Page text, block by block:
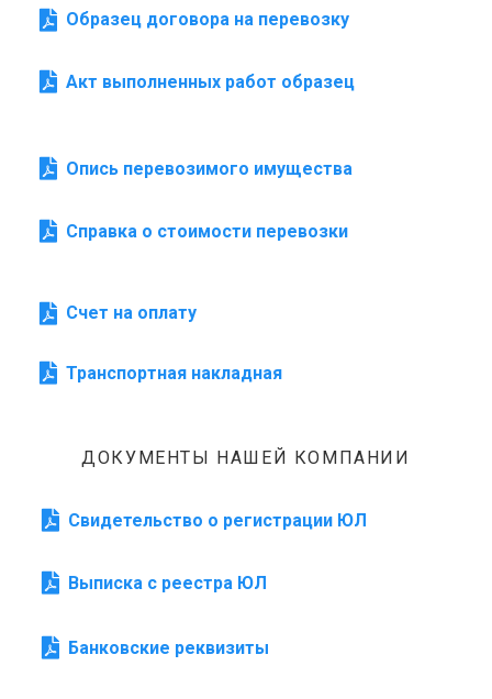
Образец договора на перевозку
Акт выполненных работ образец
Опись перевозимого имущества
Справка о стоимости перевозки
Счет на оплату
Транспортная накладная
ДОКУМЕНТЫ НАШЕЙ КОМПАНИИ
Свидетельство о регистрации ЮЛ
Выписка с реестра ЮЛ
Банковские реквизиты